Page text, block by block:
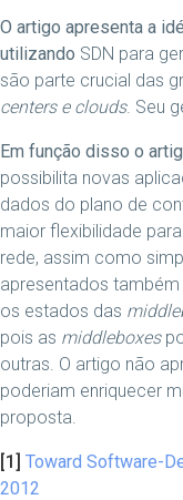
O artigo apresenta a
utilizando SDN para
são parte crucial das
centers e clouds. Seu
Em função disso o
possibilita novas
dados do plano de
maior flexibilidade
rede, assim como
apresentados
os estados das
pois as middleboxes
outras. O artigo não
poderiam enriquecer
proposta.
[1] Toward Software-
2012